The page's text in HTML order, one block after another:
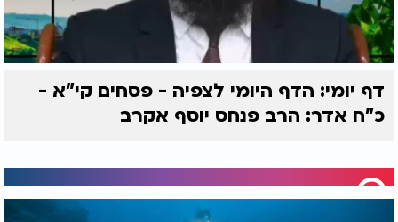
דף יומי: הדף היומי לצפיה - פסחים קי"א -
כ"ח אדר: הרב פנחס יוסף אקרב